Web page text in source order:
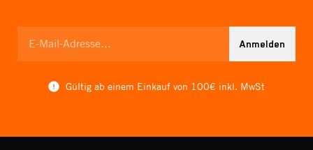
Anmelden
Gültig ab einem Einkauf von 100€ inkl. MwSt